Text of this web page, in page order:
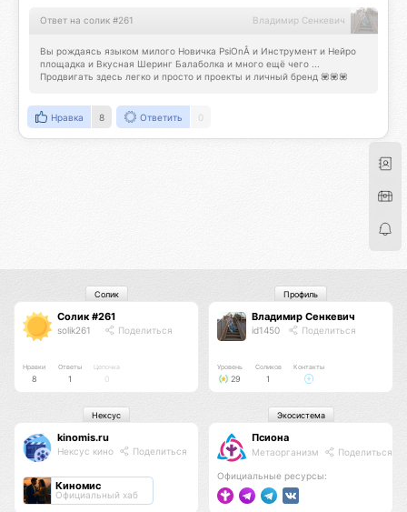
Ответ на солик #261 Владимир Сенкевич
Вы рождаясь языком милого Новичка PsiOnÅ и Инструмент и Нейро
площадка и Вкусная Шеринг Балаболка и много ещё чего ...
Продвигать здесь легко и просто и проекты и личный бренд 💟💟💟
Нравка 8 Ответить 0
Солик #261
solik261 Поделиться
Нравки
8
Ответы
1
Цепочка
0
Солик
Владимир Сенкевич
id1450 Поделиться
Уровень
29
Соликов
1
Контакты
Профиль
kinomis.ru
Нексус кино Поделиться
Киномис
Официальный хаб
Нексус
Псиона
Метаорганизм Поделиться
Официальные ресурсы:
Экосистема